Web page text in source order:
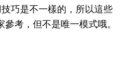
巧是不一樣的，所以這些
考，但不是唯一模式哦。